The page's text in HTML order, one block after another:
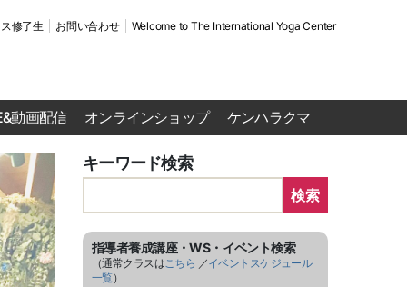
修了生 お問い合わせ Welcome to The International Yoga Center
動画配信 オンラインショップ ケンハラクマ
キーワード検索
検索
指導者養成講座・WS・イベント検索
（通常クラスはこちら ／イベントスケジュール
一覧）